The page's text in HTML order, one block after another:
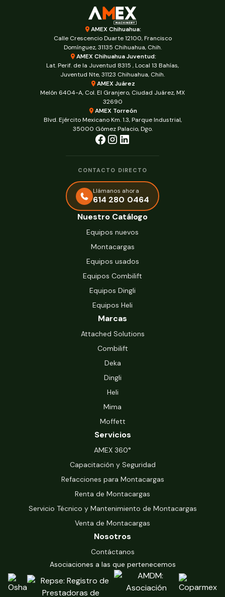
AMEX Chihuahua:
Calle Crescencio Duarte 12100, Francisco
Domínguez, 31135 Chihuahua, Chih.
AMEX Chihuahua Juventud:
Lat. Perif. de la Juventud 8315 , Local 13 Bahías,
Juventud Nte, 31123 Chihuahua, Chih.
AMEX Juárez
Melón 6404-A, Col. El Granjero, Ciudad Juárez, MX
32690
AMEX Torreón
Blvd. Ejército Mexicano Km. 1.3, Parque Industrial,
35000 Gómez Palacio, Dgo.
CONTACTO DIRECTO
Llámanos ahora
614 280 0464
Nuestro Catálogo
Equipos nuevos
Montacargas
Equipos usados
Equipos Combilift
Equipos Dingli
Equipos Heli
Marcas
Attached Solutions
Combilift
Deka
Dingli
Heli
Mima
Moffett
Servicios
‍AMEX 360°
Capacitación y Seguridad
Refacciones para Montacargas
Renta de Montacargas
Servicio Técnico y Mantenimiento de Montacargas
Venta de Montacargas
Nosotros
Contáctanos
Asociaciones a las que pertenecemos